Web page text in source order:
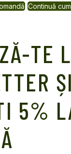
Continuă
TE
ȘI
5%